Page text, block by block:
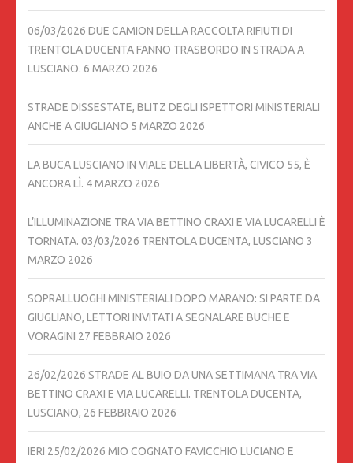
06/03/2026 DUE CAMION DELLA RACCOLTA RIFIUTI DI
TRENTOLA DUCENTA FANNO TRASBORDO IN STRADA A
LUSCIANO. 6 MARZO 2026
STRADE DISSESTATE, BLITZ DEGLI ISPETTORI MINISTERIALI
ANCHE A GIUGLIANO 5 MARZO 2026
LA BUCA LUSCIANO IN VIALE DELLA LIBERTÀ, CIVICO 55, È
ANCORA LÌ. 4 MARZO 2026
L’ILLUMINAZIONE TRA VIA BETTINO CRAXI E VIA LUCARELLI È
TORNATA. 03/03/2026 TRENTOLA DUCENTA, LUSCIANO 3
MARZO 2026
SOPRALLUOGHI MINISTERIALI DOPO MARANO: SI PARTE DA
GIUGLIANO, LETTORI INVITATI A SEGNALARE BUCHE E
VORAGINI 27 FEBBRAIO 2026
26/02/2026 STRADE AL BUIO DA UNA SETTIMANA TRA VIA
BETTINO CRAXI E VIA LUCARELLI. TRENTOLA DUCENTA,
LUSCIANO, 26 FEBBRAIO 2026
IERI 25/02/2026 MIO COGNATO FAVICCHIO LUCIANO E